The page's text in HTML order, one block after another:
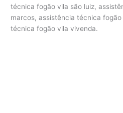
técnica fogão vila são luiz,
marcos, assistência técnica
técnica fogão vila vivenda.